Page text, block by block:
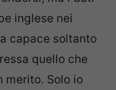
inglese nei
capace soltanto
quello che
merito. Solo io